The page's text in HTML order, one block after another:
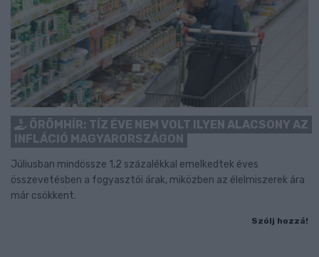
ÖRÖMHÍR: TÍZ ÉVE NEM VOLT ILYEN ALACSONY AZ
INFLÁCIÓ MAGYARORSZÁGON
Júliusban mindössze 1,2 százalékkal emelkedtek éves
összevetésben a fogyasztói árak, miközben az élelmiszerek ára
már csökkent.
Szólj hozzá!